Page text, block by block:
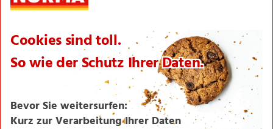
Filialnetz
Karriere
Verantwortung/CSR
NORMA News